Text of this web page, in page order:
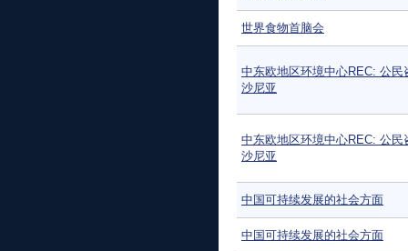
世界食物首脑会
中东欧地区环境中心REC: 公民
沙尼亚
中东欧地区环境中心REC: 公民
沙尼亚
中国可持续发展的社会方面
中国可持续发展的社会方面